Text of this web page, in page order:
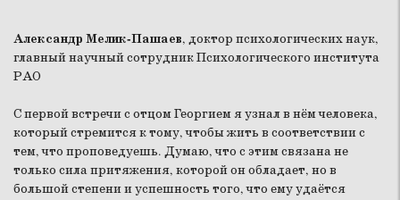
Александр Мелик-Пашаев, доктор психологических наук,
главный научный сотрудник Психологического института
РАО
С первой встречи с отцом Георгием я узнал в нём человека,
который стремится к тому, чтобы жить в соответствии с
тем, что проповедуешь. Думаю, что с этим связана не
только сила притяжения, которой он обладает, но в
большой степени и успешность того, что ему удаётся